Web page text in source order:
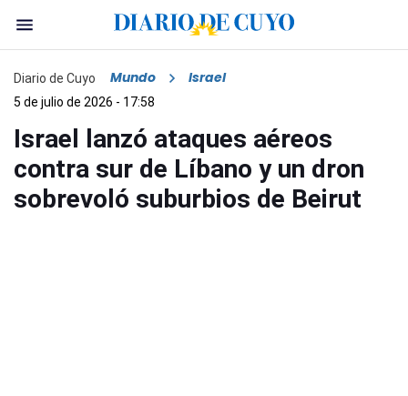
Diario de Cuyo Mundo Israel
5 de julio de 2026 - 17:58
Israel lanzó ataques aéreos
contra sur de Líbano y un dron
sobrevoló suburbios de Beirut